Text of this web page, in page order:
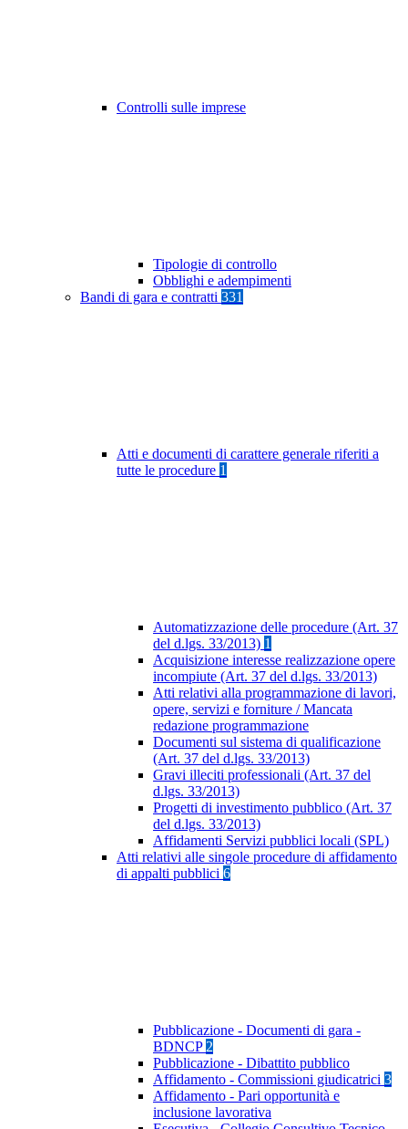
Controlli sulle imprese
Tipologie di controllo
Obblighi e adempimenti
Bandi di gara e contratti 331
Atti e documenti di carattere generale riferiti a
tutte le procedure 1
Automatizzazione delle procedure (Art. 37
del d.lgs. 33/2013) 1
Acquisizione interesse realizzazione opere
incompiute (Art. 37 del d.lgs. 33/2013)
Atti relativi alla programmazione di lavori,
opere, servizi e forniture / Mancata
redazione programmazione
Documenti sul sistema di qualificazione
(Art. 37 del d.lgs. 33/2013)
Gravi illeciti professionali (Art. 37 del
d.lgs. 33/2013)
Progetti di investimento pubblico (Art. 37
del d.lgs. 33/2013)
Affidamenti Servizi pubblici locali (SPL)
Atti relativi alle singole procedure di affidamento
di appalti pubblici 6
Pubblicazione - Documenti di gara -
BDNCP 2
Pubblicazione - Dibattito pubblico
Affidamento - Commissioni giudicatrici 3
Affidamento - Pari opportunità e
inclusione lavorativa